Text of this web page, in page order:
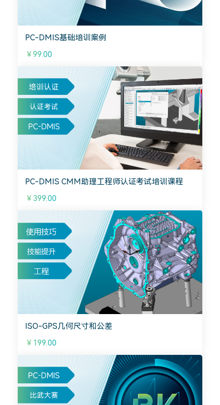
PC-DMIS基础培训案例
￥99.00
PC-DMIS CMM助理工程师认证考试培训课程
￥399.00
ISO-GPS几何尺寸和公差
￥199.00